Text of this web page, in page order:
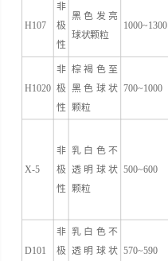
H107
非
极
性
黑色发亮
球状颗粒
1000~1300
H1020
非
极
性
棕褐色至
黑色球状
颗粒
700~1000
X-5
非
极
性
乳白色不
透明球状
颗粒
500~600
D101
非
极
乳白色不
透明球状 570~590